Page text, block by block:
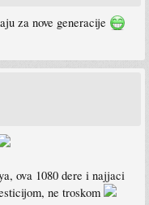
za nove generacije
ova 1080 dere i najjaci
ne troskom